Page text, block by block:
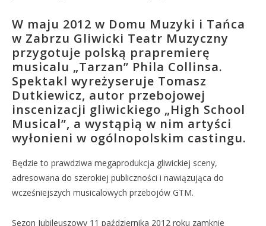
W maju 2012 w Domu Muzyki i Tańca
w Zabrzu Gliwicki Teatr Muzyczny
przygotuje polską prapremierę
musicalu „Tarzan” Phila Collinsa.
Spektakl wyreżyseruje Tomasz
Dutkiewicz, autor przebojowej
inscenizacji gliwickiego „High School
Musical”, a wystąpią w nim artyści
wyłonieni w ogólnopolskim castingu.
Będzie to prawdziwa megaprodukcja gliwickiej sceny,
adresowana do szerokiej publiczności i nawiązująca do
wcześniejszych musicalowych przebojów GTM.
Sezon Jubileuszowy 11 października 2012 roku zamknie